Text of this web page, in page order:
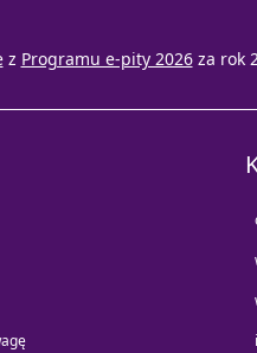
z Programu e-pity 2026 za rok